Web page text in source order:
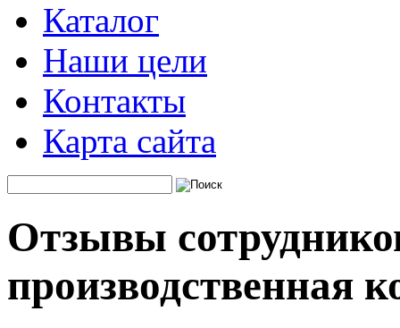
Каталог
Наши цели
Контакты
Карта сайта
Отзывы
производственная